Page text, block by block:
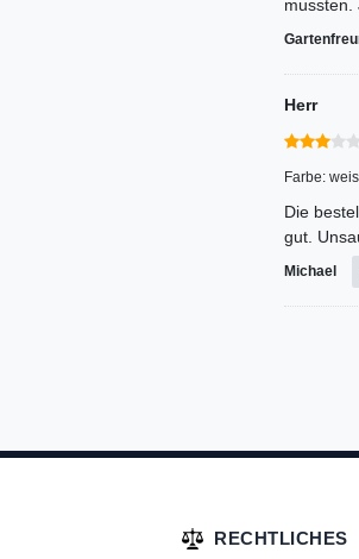
mussten.
Herr
Farbe:
Die
gut.
Michael
RECHTLICHES